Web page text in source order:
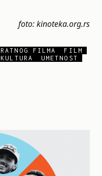
foto:kinoteka.org.rs
FILMA
FILM
KULTURA UMETNOST